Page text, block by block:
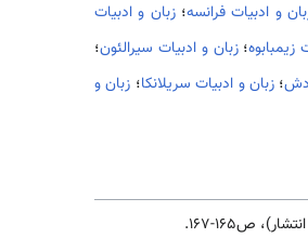
و ادبیات فرانسه؛زبان و ادبیات
زیمبابوه؛زبان و ادبیات سیرالئون؛
؛ زبان و ادبیات سریلانکا؛ زبان و
ص165-167.